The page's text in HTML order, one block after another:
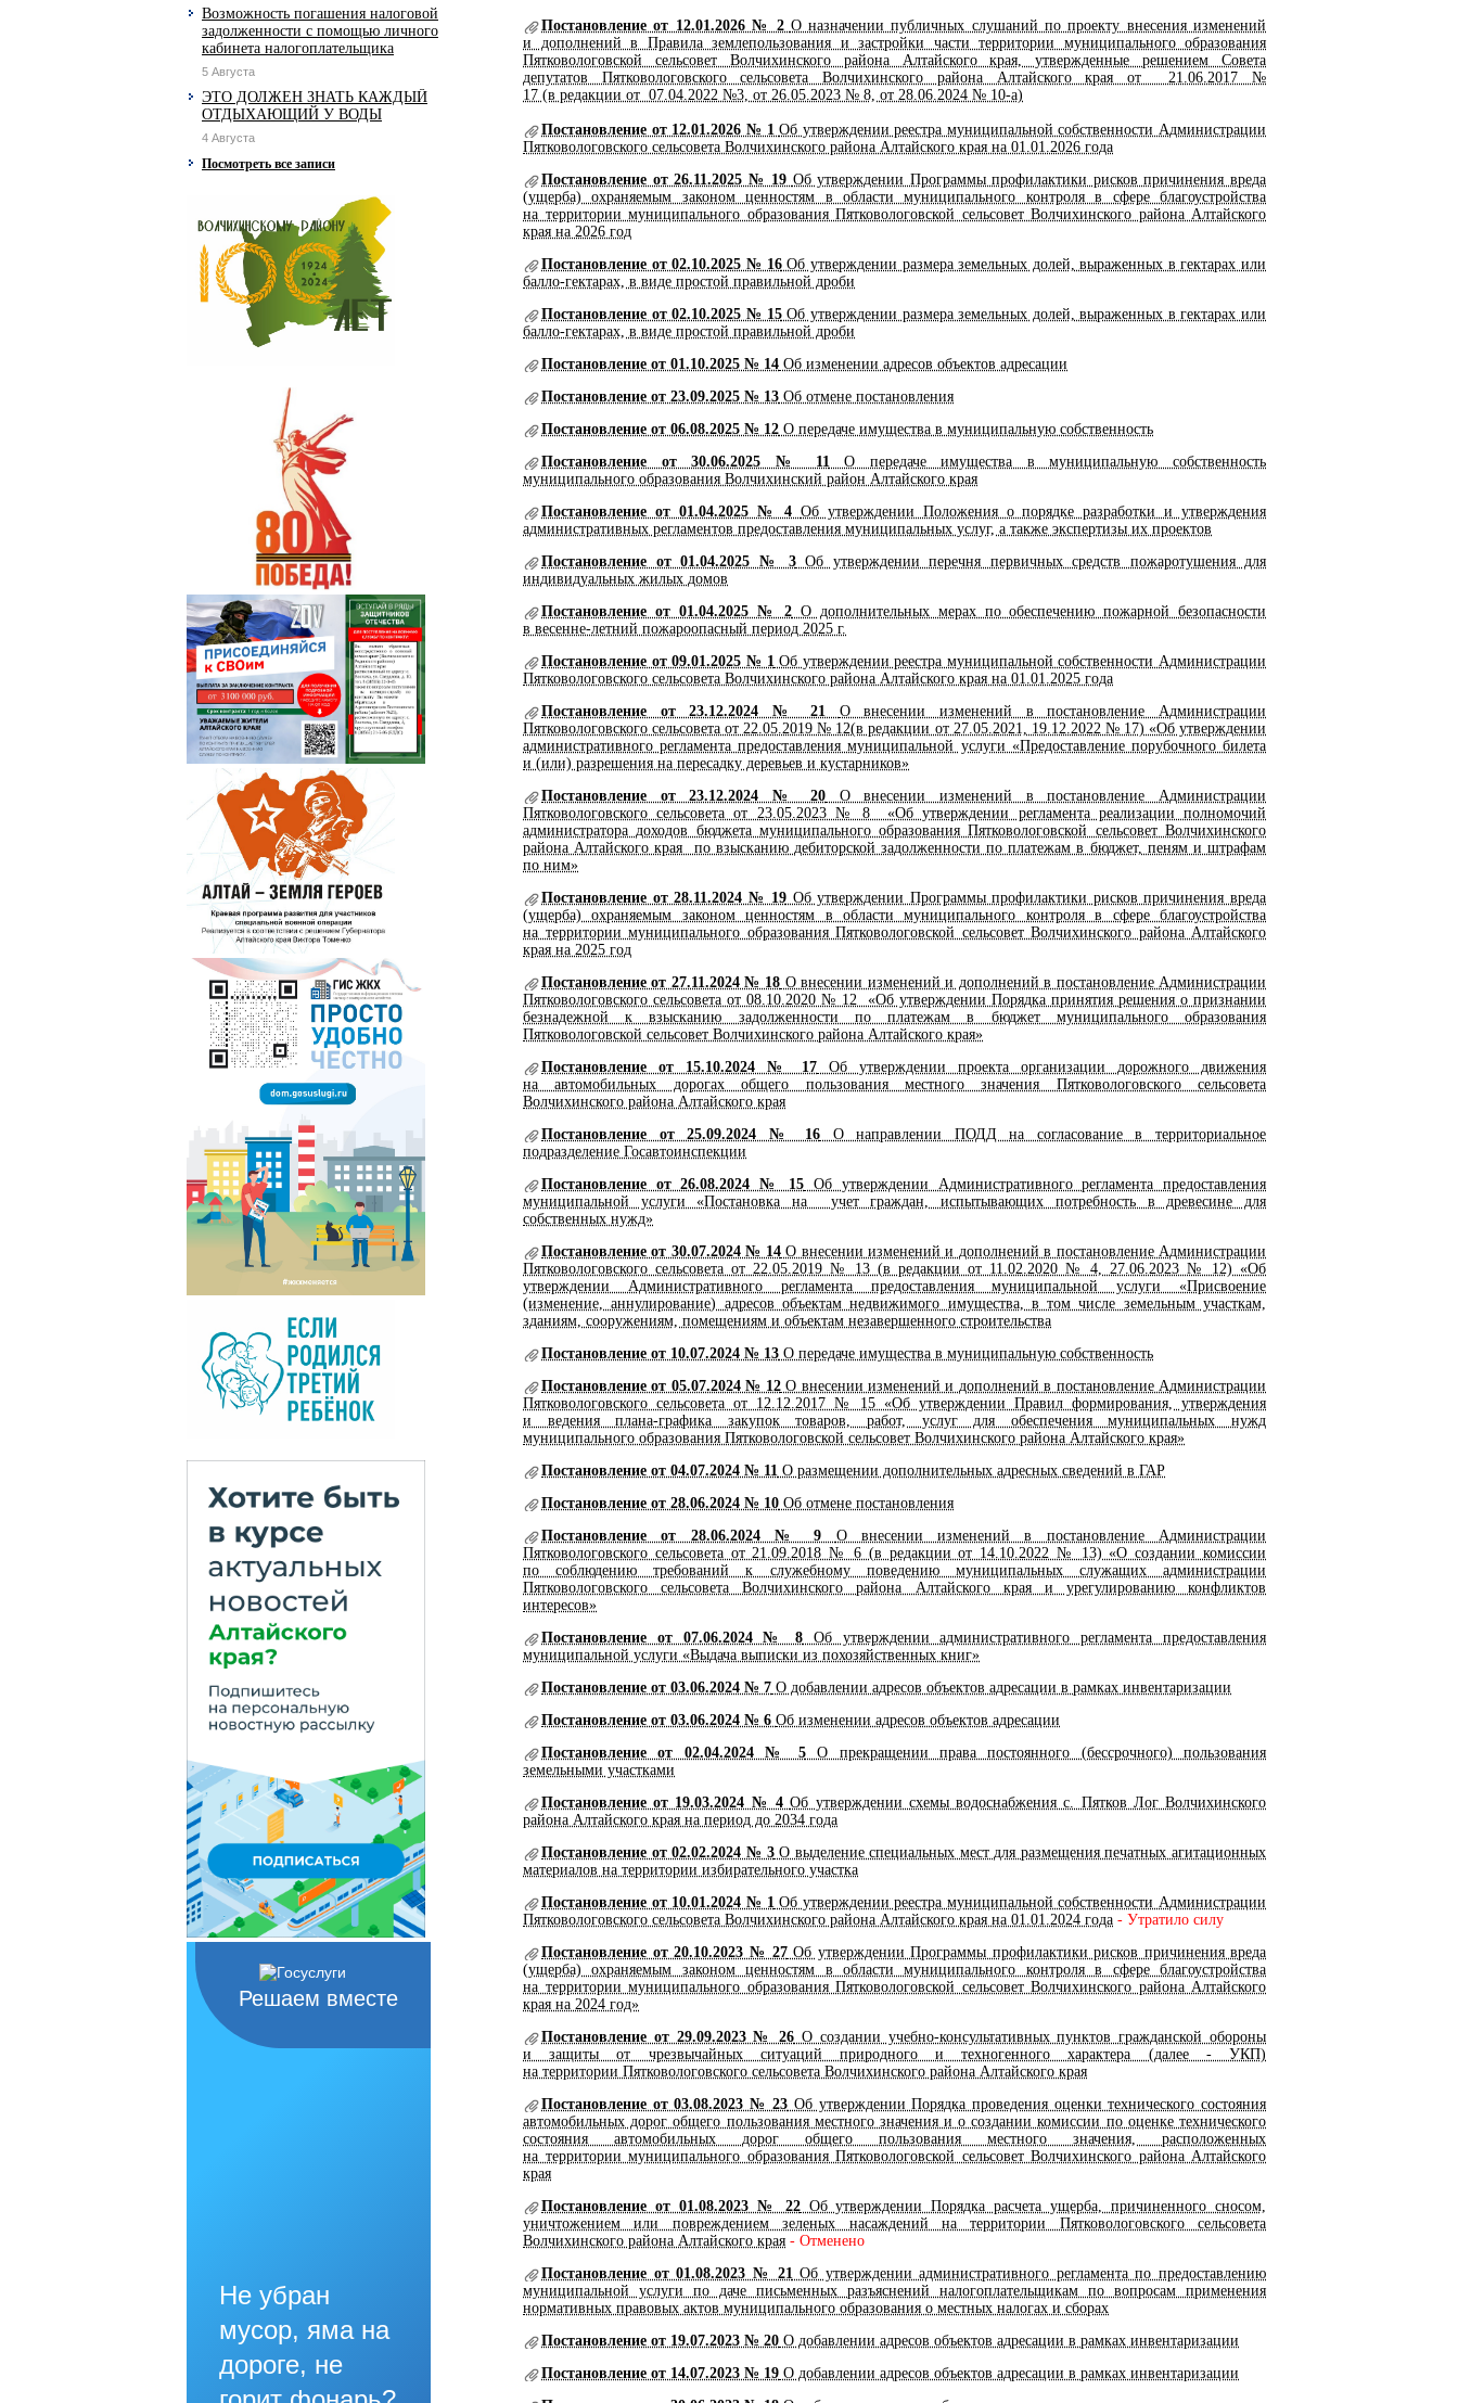
Возможность погашения налоговой
задолженности с помощью личного
кабинета налогоплательщика
5 Августа
ЭТО ДОЛЖЕН ЗНАТЬ КАЖДЫЙ
ОТДЫХАЮЩИЙ У ВОДЫ
4 Августа
Посмотреть все записи
Решаем вместе
Не убран
мусор, яма на
дороге, не
Постановление от 12.01.2026 № 2 О назначении публичных слушаний по проекту внесения изменений
и дополнений в Правила землепользования и застройки части территории муниципального образования
Пятковологовской сельсовет Волчихинского района Алтайского края, утвержденные решением Совета
депутатов Пятковологовского сельсовета Волчихинского района Алтайского края от 21.06.2017 №
17 (в редакции от 07.04.2022 №3, от 26.05.2023 № 8, от 28.06.2024 № 10-а)
Постановление от 12.01.2026 № 1Об утверждении реестра муниципальной собственности Администрации
Пятковологовского сельсовета Волчихинского района Алтайского края на 01.01.2026 года
Постановление от 26.11.2025 № 19 Об утверждении Программы профилактики рисков причинения вреда
(ущерба) охраняемым законом ценностям в области муниципального контроля в сфере благоустройства
на территории муниципального образования Пятковологовской сельсовет Волчихинского района Алтайского
края на 2026 год
Постановление от 02.10.2025 № 16Об утверждении размера земельных долей, выраженных в гектарах или
балло-гектарах, в виде простой правильной дроби
Постановление от 02.10.2025 № 15Об утверждении размера земельных долей, выраженных в гектарах или
балло-гектарах, в виде простой правильной дроби
Постановление от 01.10.2025 № 14 Об изменении адресов объектов адресации
Постановление от 23.09.2025 № 13 Об отмене постановления
Постановление от 06.08.2025 № 12 О передаче имущества в муниципальную собственность
Постановление от 30.06.2025 № 11О передаче имущества в муниципальную собственность
муниципального образования Волчихинский район Алтайского края
Постановление от 01.04.2025 № 4Об утверждении Положения о порядке разработки и утверждения
административных регламентов предоставления муниципальных услуг, а также экспертизы их проектов
Постановление от 01.04.2025 № 3Об утверждении перечня первичных средств пожаротушения для
индивидуальных жилых домов
Постановление от 01.04.2025 № 2 О дополнительных мерах по обеспечению пожарной безопасности
в весенне-летний пожароопасный период 2025 г.
Постановление от 09.01.2025 № 1Об утверждении реестра муниципальной собственности Администрации
Пятковологовского сельсовета Волчихинского района Алтайского края на 01.01.2025 года
Постановление от 23.12.2024 № 21 О внесении изменений в постановление Администрации
Пятковологовского сельсовета от 22.05.2019 № 12(в редакции от 27.05.2021, 19.12.2022 № 17) «Об утверждении
административного регламента предоставления муниципальной услуги «Предоставление порубочного билета
и (или) разрешения на пересадку деревьев и кустарников»
Постановление от 23.12.2024 № 20 О внесении изменений в постановление Администрации
Пятковологовского сельсовета от 23.05.2023 № 8 «Об утверждении регламента реализации полномочий
администратора доходов бюджета муниципального образования Пятковологовской сельсовет Волчихинского
района Алтайского края по взысканию дебиторской задолженности по платежам в бюджет, пеням и штрафам
по ним»
Постановление от 28.11.2024 № 19Об утверждении Программы профилактики рисков причинения вреда
(ущерба) охраняемым законом ценностям в области муниципального контроля в сфере благоустройства
на территории муниципального образования Пятковологовской сельсовет Волчихинского района Алтайского
края на 2025 год
Постановление от 27.11.2024 № 18 О внесении изменений и дополнений в постановление Администрации
Пятковологовского сельсовета от 08.10.2020 № 12 «Об утверждении Порядка принятия решения о признании
безнадежной к взысканию задолженности по платежам в бюджет муниципального образования
Пятковологовской сельсовет Волчихинского района Алтайского края»
Постановление от 15.10.2024 № 17 Об утверждении проекта организации дорожного движения
на автомобильных дорогах общего пользования местного значения Пятковологовского сельсовета
Волчихинского района Алтайского края
Постановление от 25.09.2024 № 16О направлении ПОДД на согласование в территориальное
подразделение Госавтоинспекции
Постановление от 26.08.2024 № 15 Об утверждении Административного регламента предоставления
муниципальной услуги «Постановка на учет граждан, испытывающих потребность в древесине для
собственных нужд»
Постановление от 30.07.2024 № 14О внесении изменений и дополнений в постановление Администрации
Пятковологовского сельсовета от 22.05.2019 № 13 (в редакции от 11.02.2020 № 4, 27.06.2023 № 12) «Об
утверждении Административного регламента предоставления муниципальной услуги «Присвоение
(изменение, аннулирование) адресов объектам недвижимого имущества, в том числе земельным участкам,
зданиям, сооружениям, помещениям и объектам незавершенного строительства
Постановление от 10.07.2024 № 13 О передаче имущества в муниципальную собственность
Постановление от 05.07.2024 № 12О внесении изменений и дополнений в постановление Администрации
Пятковологовского сельсовета от 12.12.2017 № 15 «Об утверждении Правил формирования, утверждения
и ведения плана-графика закупок товаров, работ, услуг для обеспечения муниципальных нужд
муниципального образования Пятковологовской сельсовет Волчихинского района Алтайского края»
Постановление от 04.07.2024 № 11 О размещении дополнительных адресных сведений в ГАР
Постановление от 28.06.2024 № 10 Об отмене постановления
Постановление от 28.06.2024 № 9 О внесении изменений в постановление Администрации
Пятковологовского сельсовета от 21.09.2018 № 6 (в редакции от 14.10.2022 № 13) «О создании комиссии
по соблюдению требований к служебному поведению муниципальных служащих администрации
Пятковологовского сельсовета Волчихинского района Алтайского края и урегулированию конфликтов
интересов»
Постановление от 07.06.2024 № 8 Об утверждении административного регламента предоставления
муниципальной услуги «Выдача выписки из похозяйственных книг»
Постановление от 03.06.2024 № 7 О добавлении адресов объектов адресации в рамках инвентаризации
Постановление от 03.06.2024 № 6 Об изменении адресов объектов адресации
Постановление от 02.04.2024 № 5О прекращении права постоянного (бессрочного) пользования
земельными участками
Постановление от 19.03.2024 № 4Об утверждении схемы водоснабжения с. Пятков Лог Волчихинского
района Алтайского края на период до 2034 года
Постановление от 02.02.2024 № 3О выделение специальных мест для размещения печатных агитационных
материалов на территории избирательного участка
Постановление от 10.01.2024 № 1Об утверждении реестра муниципальной собственности Администрации
Пятковологовского сельсовета Волчихинского района Алтайского края на 01.01.2024 года - Утратило силу
Постановление от 20.10.2023 № 27Об утверждении Программы профилактики рисков причинения вреда
(ущерба) охраняемым законом ценностям в области муниципального контроля в сфере благоустройства
на территории муниципального образования Пятковологовской сельсовет Волчихинского района Алтайского
края на 2024 год»
Постановление от 29.09.2023 № 26 О создании учебно-консультативных пунктов гражданской обороны
и защиты от чрезвычайных ситуаций природного и техногенного характера (далее - УКП)
на территории Пятковологовского сельсовета Волчихинского района Алтайского края
Постановление от 03.08.2023 № 23 Об утверждении Порядка проведения оценки технического состояния
автомобильных дорог общего пользования местного значения и о создании комиссии по оценке технического
состояния автомобильных дорог общего пользования местного значения, расположенных
на территории муниципального образования Пятковологовской сельсовет Волчихинского района Алтайского
края
Постановление от 01.08.2023 № 22Об утверждении Порядка расчета ущерба, причиненного сносом,
уничтожением или повреждением зеленых насаждений на территории Пятковологовского сельсовета
Волчихинского района Алтайского края - Отменено
Постановление от 01.08.2023 № 21Об утверждении административного регламента по предоставлению
муниципальной услуги по даче письменных разъяснений налогоплательщикам по вопросам применения
нормативных правовых актов муниципального образования о местных налогах и сборах
Постановление от 19.07.2023 № 20 О добавлении адресов объектов адресации в рамках инвентаризации
Постановление от 14.07.2023 № 19 О добавлении адресов объектов адресации в рамках инвентаризации